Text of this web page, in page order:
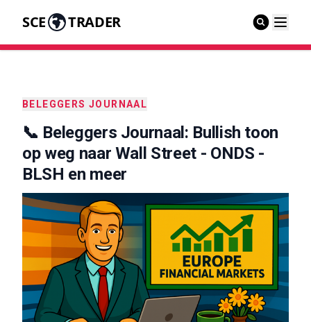
SCE TRADER
BELEGGERS JOURNAAL
📞 Beleggers Journaal: Bullish toon
op weg naar Wall Street - ONDS -
BLSH en meer